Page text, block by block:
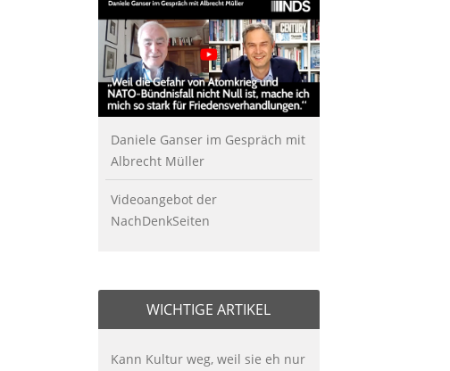
Daniele Ganser im Gespräch mit
Albrecht Müller
Videoangebot der
NachDenkSeiten
WICHTIGE ARTIKEL
Kann Kultur weg, weil sie eh nur